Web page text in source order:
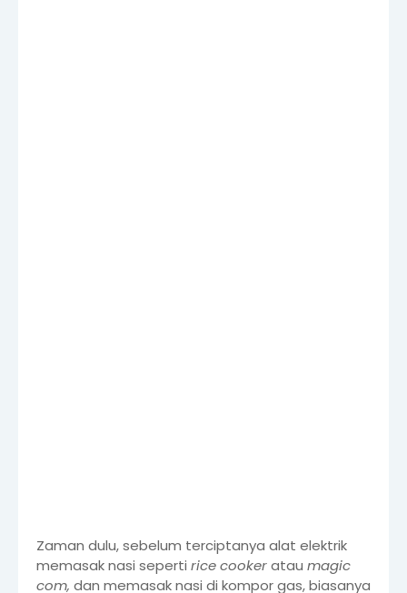
Zaman dulu, sebelum terciptanya alat elektrik
memasak nasi seperti rice cookeratau magic
com, dan memasak nasi di kompor gas, biasanya